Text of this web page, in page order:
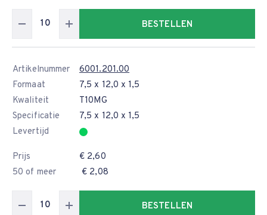
BESTELLEN
Artikelnummer
6001.201.00
Formaat
7,5 x 12,0 x 1,5
Kwaliteit
T10MG
Specificatie
7,5 x 12,0 x 1,5
Levertijd
Prijs
€ 2,60
50 of meer
€ 2,08
BESTELLEN